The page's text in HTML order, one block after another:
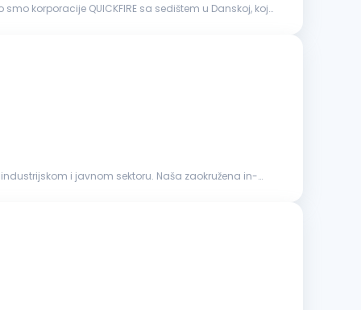
korporacije QUICKFIRE sa sedištem u Danskoj, koja
i javnom sektoru. Naša zaokružena in-